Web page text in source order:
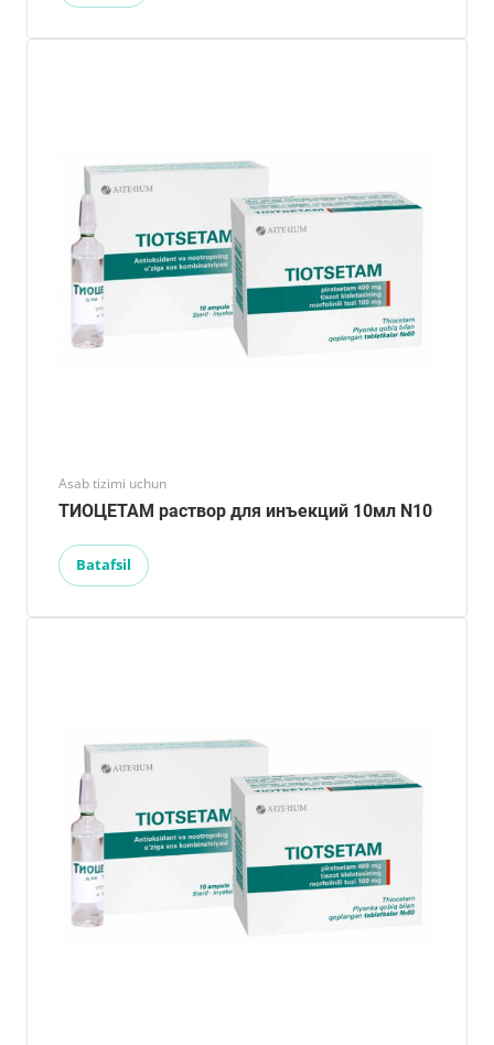
Asab tizimi uchun
ТИОЦЕТАМ раствор для инъекций 10мл N10
Batafsil